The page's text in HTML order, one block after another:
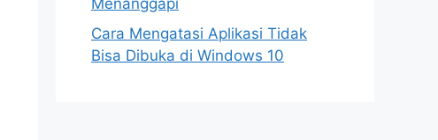
Menanggapi
Cara Mengatasi Aplikasi Tidak
Bisa Dibuka di Windows 10